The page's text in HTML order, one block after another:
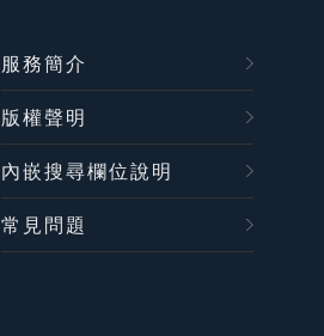
服務簡介
版權聲明
內嵌搜尋欄位說明
常見問題